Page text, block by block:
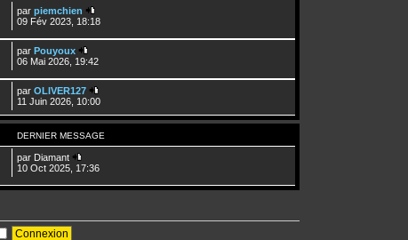
parpiemchien
09 Fév 2023, 18:18
parPouyoux
06 Mai 2026, 19:42
parOLIVER127
11 Juin 2026, 10:00
DERNIER MESSAGE
par Diamant
10 Oct 2025, 17:36